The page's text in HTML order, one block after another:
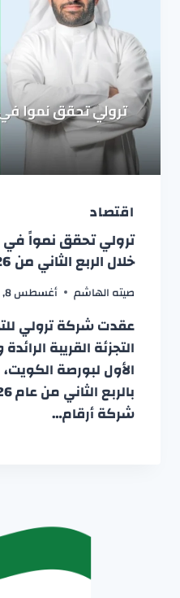
اقتصاد
خلال الربع الثاني من 2026
صيته الهاشم أغسطس 8, 2026
عقدت شركة ترولي
التجزئة القريبة
الأول لبورصة
شركة أرقام…